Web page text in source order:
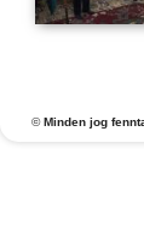
©Minden jog